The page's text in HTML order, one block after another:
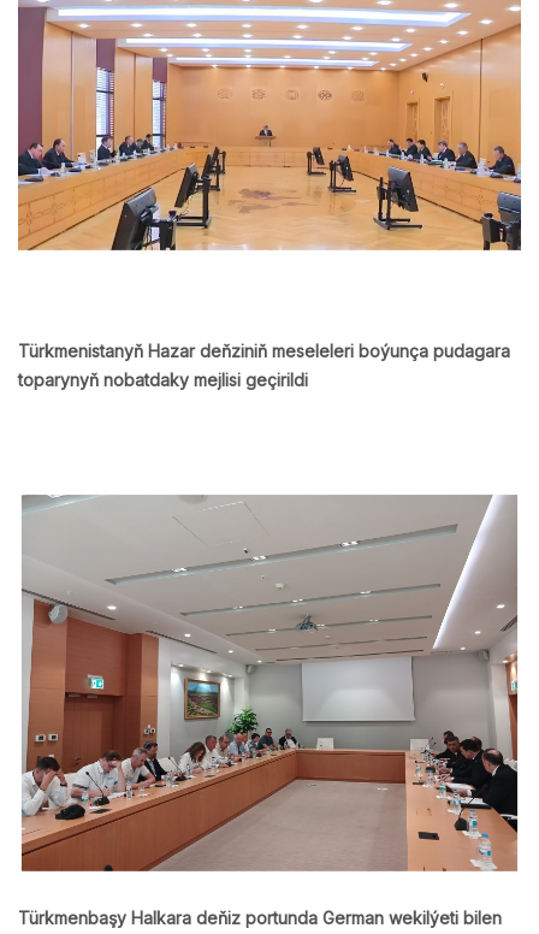
Türkmenistanyň Hazar deňziniň meseleleri boýunça pudagara
toparynyň nobatdaky mejlisi geçirildi
Türkmenbaşy Halkara deňiz portunda German wekilýeti bilen